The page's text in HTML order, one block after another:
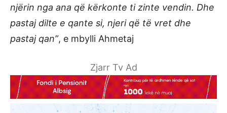
njërin nga ana që kërkonte ti zinte vendin. Dhe
pastaj dilte e qante si, njeri që të vret dhe
pastaj qan”, e mbylli Ahmetaj
Zjarr Tv Ad